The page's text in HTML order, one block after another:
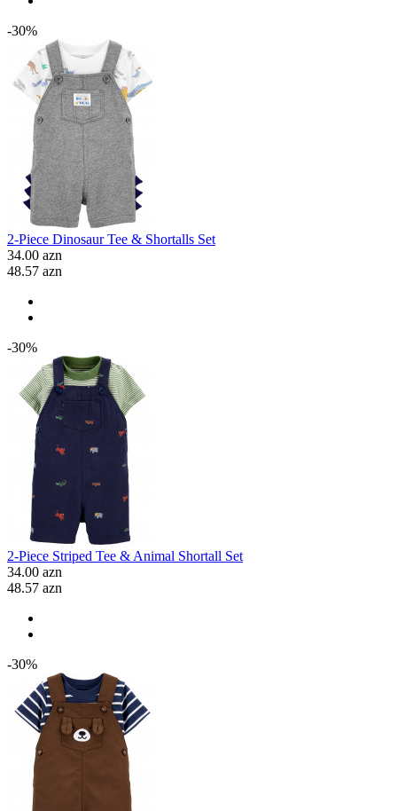
-30%
2-Piece Dinosaur Tee & Shortalls Set
34.00 azn
48.57 azn
-30%
2-Piece Striped Tee & Animal Shortall Set
34.00 azn
48.57 azn
-30%